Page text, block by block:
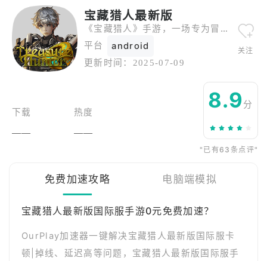
宝藏猎人最新版
《宝藏猎人》手游，一场专为冒险家量身打造的寻宝冒险正在等您！游戏采用先进的图形引擎，打造出细腻逼真的游戏画面，让每一位玩家都能沉浸在这片充满机遇的宝藏大陆。独特的寻宝机制结合了策略与操作，您需要巧妙运用各种工具和技能，分析线索，精准定位宝藏所在。海量的宝藏类型和随机生成的关卡地图，确保了每次寻宝之旅都独一无二，充满新鲜感。同时，游戏中丰富的装备收集和升级系统，让您的角色不断成长强大。不仅如此，您还可以参与公会战、竞技场等多种互动玩法，与无数玩家展开激烈角逐。选择《宝藏猎人》，就是选择开启一段充满激情与惊喜的寻宝人生，快来证明您是真正的宝藏猎人吧！
平台
android
更新时间： 2025-07-09
关注
下载
——
热度
——
8.9分
"已有63条点评"
免费加速攻略 电脑端模拟
宝藏猎人最新版国际服手游0元免费加速？
OurPlay加速器一键解决宝藏猎人最新版国际服卡
顿|掉线、延迟高等问题，宝藏猎人最新版国际服手